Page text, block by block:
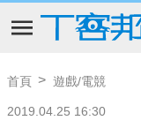
首頁 遊戲/電競
2019.04.25 16:30